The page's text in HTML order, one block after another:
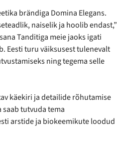
brändiga Domina Elegans.
naiselik ja hoolib endast,”
Tanditiga meie jaoks igati
Eesti turu väiksusest tulenevalt
ning tegema selle
käekiri ja detailide rõhutamise
tutvuda tema
arstide ja biokeemikute loodud